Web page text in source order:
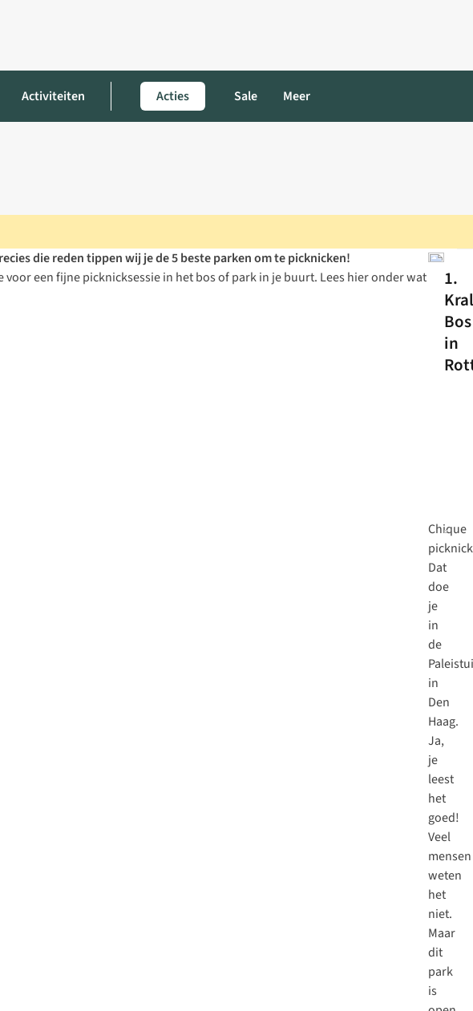
cart
Activiteiten Acties Sale Meer
die reden tippen wij je de 5 beste parken om te picknicken!
een fijne picknicksessie in het bos of park in je buurt. Lees hier onder wat
1.
Bos
in
Chique
Dat
doe
je
in
de
in
Den
Haag.
Ja,
je
leest
het
goed!
Veel
mensen
weten
het
niet.
Maar
dit
park
is